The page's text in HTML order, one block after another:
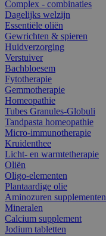
Complex - combinaties
Dagelijks welzijn
Essentiële oliën
Gewrichten & spieren
Huidverzorging
Verstuiver
Bachbloesem
Fytotherapie
Gemmotherapie
Homeopathie
Tubes Granules-Globuli
Tandpasta homeopathie
Micro-immunotherapie
Kruidenthee
Licht- en warmtetherapie
Oliën
Oligo-elementen
Plantaardige olie
Aminozuren supplementen
Mineralen
Calcium supplement
Jodium tabletten